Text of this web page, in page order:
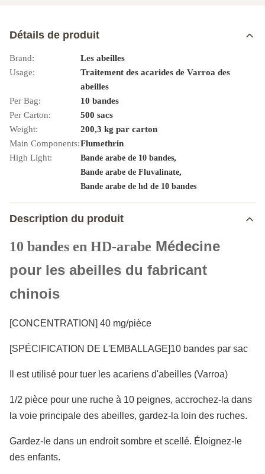
Détails de produit
Brand:
Les abeilles
Usage:
Traitement des acarides de Varroa des
abeilles
Per Bag:
10 bandes
Per Carton:
500 sacs
Weight:
200,3 kg par carton
Main Components:Flumethrin
High Light:
Bande arabe de 10 bandes,
Bande arabe de Fluvalinate,
Bande arabe de hd de 10 bandes
Description du produit
10 bandes en HD-arabe Médecine
pour les abeilles du fabricant
chinois
[CONCENTRATION] 40 mg/pièce
[SPÉCIFICATION DE L'EMBALLAGE]10 bandes par sac
Il est utilisé pour tuer les acariens d'abeilles (Varroa)
1/2 pièce pour une ruche à 10 peignes, accrochez-la dans
la voie principale des abeilles, gardez-la loin des ruches.
Gardez-le dans un endroit sombre et scellé. Éloignez-le
des enfants.